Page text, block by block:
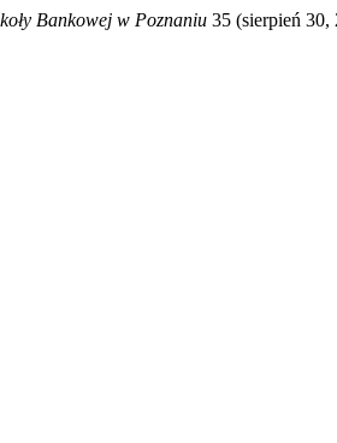
Bankowej w Poznaniu 35 (sierpień 30,